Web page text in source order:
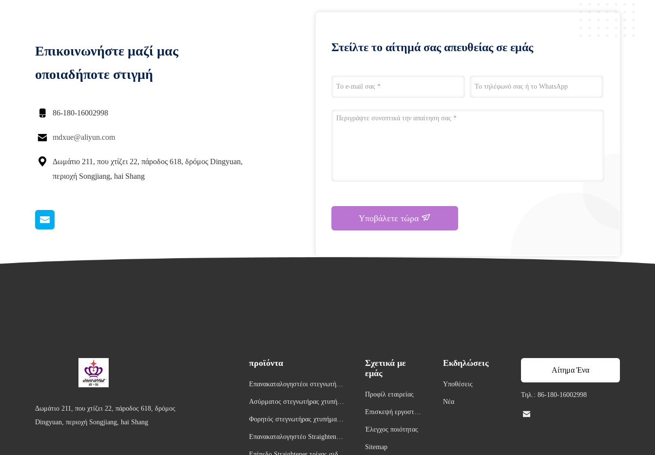
Επικοινωνήστε μαζί μας
οποιαδήποτε στιγμή
 86-180-16002998
 mdxue@aliyun.com

Δωμάτιο 211, που χτίζει 22, πάροδος 618, δρόμος Dingyuan,
περιοχή Songjiang, hai Shang
Στείλτε το αίτημά σας απευθείας σε εμάς
Υποβάλετε τώρα
Δωμάτιο 211, που χτίζει 22, πάροδος 618, δρόμος
Dingyuan, περιοχή Songjiang, hai Shang
προϊόντα
Επανακαταλογηστέοι στεγνωτήρε
Ασύρματος στεγνωτήρας χτυπήμα
Φορητός στεγνωτήρας χτυπήματο
Επανακαταλογηστέο Straightener
Σχετικά με
εμάς
Προφίλ εταιρείας
Επισκεψή εργοστασί
Έλεγχος ποιότητας
Sitemap
Εκδηλώσεις
Υποθέσεις
Νέα
Αίτημα Ένα
απόσπασμα
Τηλ.: 86-180-16002998
